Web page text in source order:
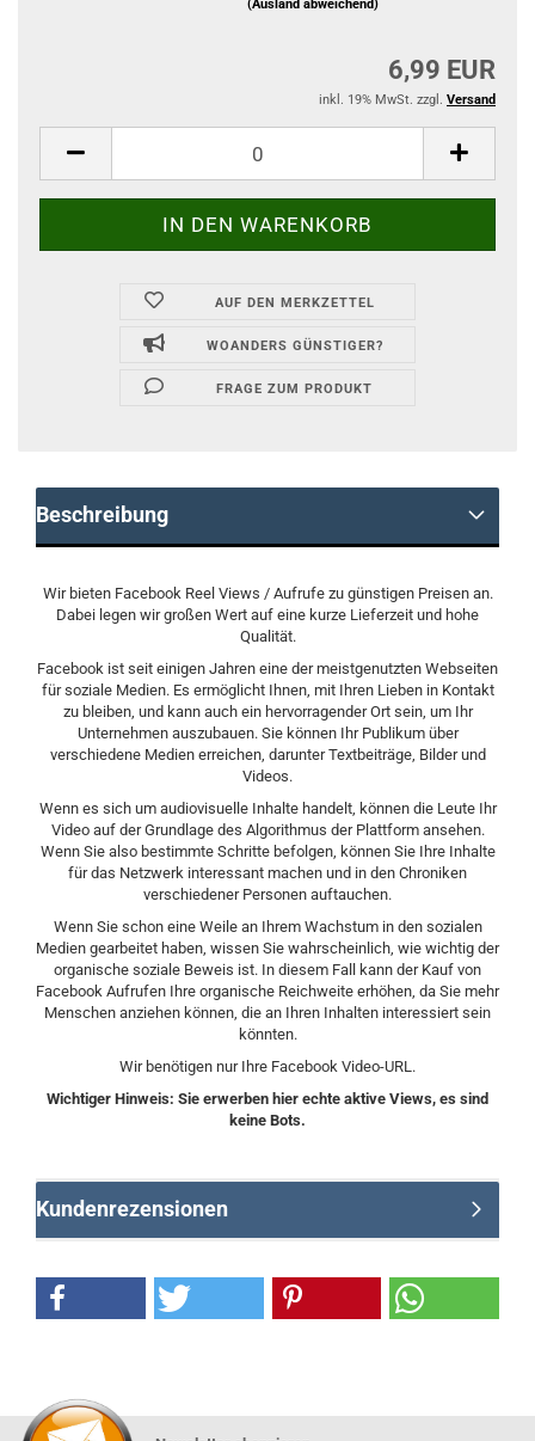
(Ausland abweichend)
6,99 EUR
inkl. 19% MwSt. zzgl. Versand
AUF DEN MERKZETTEL
WOANDERS GÜNSTIGER?
FRAGE ZUM PRODUKT
Beschreibung
Wir bieten Facebook Reel Views / Aufrufe zu günstigen Preisen an.
Dabei legen wir großen Wert auf eine kurze Lieferzeit und hohe
Qualität.
Facebook ist seit einigen Jahren eine der meistgenutzten Webseiten
für soziale Medien. Es ermöglicht Ihnen, mit Ihren Lieben in Kontakt
zu bleiben, und kann auch ein hervorragender Ort sein, um Ihr
Unternehmen auszubauen. Sie können Ihr Publikum über
verschiedene Medien erreichen, darunter Textbeiträge, Bilder und
Videos.
Wenn es sich um audiovisuelle Inhalte handelt, können die Leute Ihr
Video auf der Grundlage des Algorithmus der Plattform ansehen.
Wenn Sie also bestimmte Schritte befolgen, können Sie Ihre Inhalte
für das Netzwerk interessant machen und in den Chroniken
verschiedener Personen auftauchen.
Wenn Sie schon eine Weile an Ihrem Wachstum in den sozialen
Medien gearbeitet haben, wissen Sie wahrscheinlich, wie wichtig der
organische soziale Beweis ist. In diesem Fall kann der Kauf von
Facebook Aufrufen Ihre organische Reichweite erhöhen, da Sie mehr
Menschen anziehen können, die an Ihren Inhalten interessiert sein
könnten.
Wir benötigen nur Ihre Facebook Video-URL.
Wichtiger Hinweis: Sie erwerben hier echte aktive Views, es sind
keine Bots.
Kundenrezensionen